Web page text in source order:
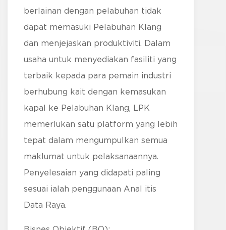
berlainan dengan pelabuhan tidak
dapat memasuki Pelabuhan Klang
dan menjejaskan produktiviti. Dalam
usaha untuk menyediakan fasiliti yang
terbaik kepada para pemain industri
berhubung kait dengan kemasukan
kapal ke Pelabuhan Klang, LPK
memerlukan satu platform yang lebih
tepat dalam mengumpulkan semua
maklumat untuk pelaksanaannya.
Penyelesaian yang didapati paling
sesuai ialah penggunaan Anal itis
Data Raya.